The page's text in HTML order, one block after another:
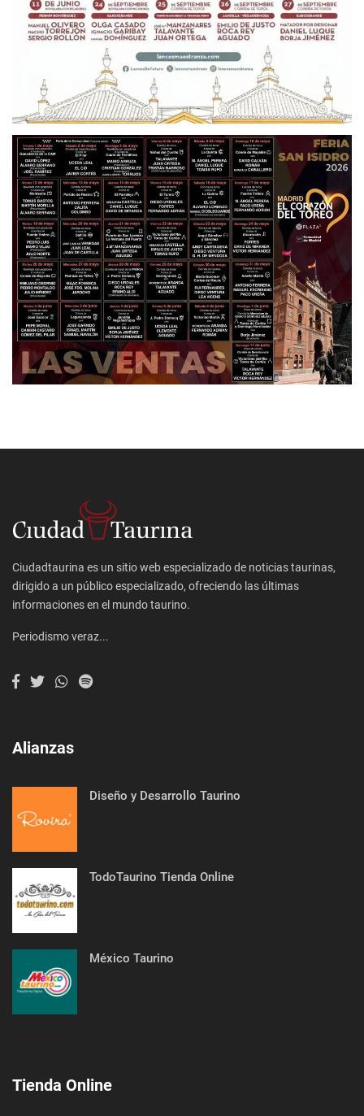
Ciudadtaurina es un sitio web especializado de noticias taurinas,
dirigido a un público especializado, ofreciendo las últimas
informaciones en el mundo taurino.
Periodismo veraz...
Alianzas
Diseño y Desarrollo Taurino
TodoTaurino Tienda Online
México Taurino
Tienda Online